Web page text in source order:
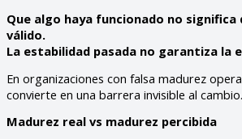
Que algo haya funcionado no significa
válido.
La estabilidad pasada no garantiza la
En organizaciones con falsa madurez
convierte en una barrera invisible al cambio.
Madurez real vs madurez percibida